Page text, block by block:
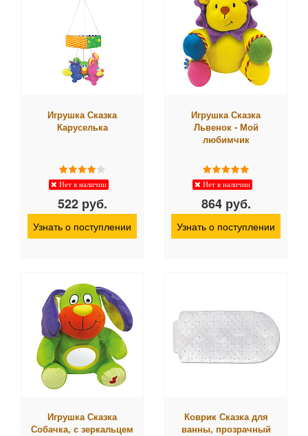
Игрушка Сказка
Каруселька
Нет в наличии
522 руб.
Узнать о поступлении
Игрушка Сказка
Львенок - Мой
любимчик
Нет в наличии
864 руб.
Узнать о поступлении
Игрушка Сказка
Собачка, с зеркальцем
Коврик Сказка для
ванны, прозрачный